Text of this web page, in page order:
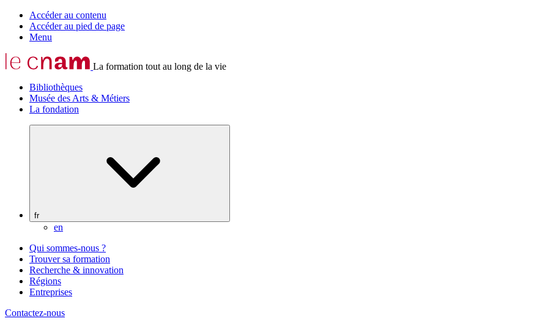
Accéder au contenu
Accéder au pied de page
Menu
La formation tout au long de la vie
Bibliothèques
Musée des Arts & Métiers
La fondation
fr
en
Qui sommes-nous ?
Trouver sa formation
Recherche & innovation
Régions
Entreprises
Contactez-nous